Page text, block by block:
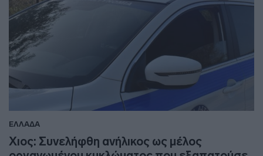
ΕΛΛΑΔΑ
Χιος: Συνελήφθη ανήλικος ως μέλος